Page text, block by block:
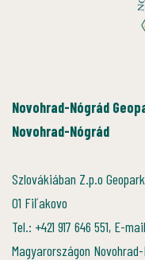
Novohrad-Nógrád
Novohrad-Nógrád
Szlovákiában Z.p.o
01 Fiľakovo
Tel.: +421 917 646 551, E-
Magyarországon